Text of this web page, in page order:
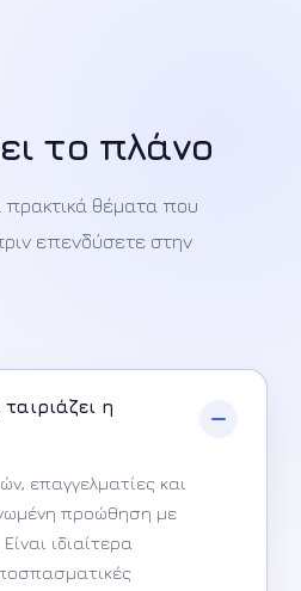
το πλάνο
θέματα που
επενδύσετε στην
η
επαγγελματίες και
προώθηση με
ιδιαίτερα